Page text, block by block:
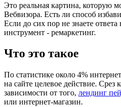
Это реальная картина, которую
Вебвизора. Есть ли способ
Если до сих пор не знаете
инструмент - ремаркетинг.
Что это такое
По статистике около 4%
на сайте целевое действие.
зависимости от того, лендинг
или интернет-магазин.